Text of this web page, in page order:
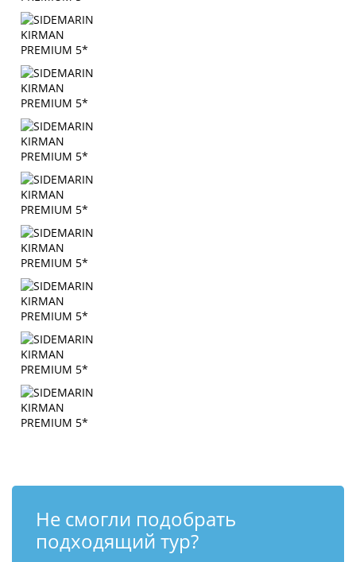
Не смогли подобрать
подходящий тур?